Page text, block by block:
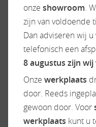
Download
Camper/caravan
Na de taxatie
om deze optimaal
Eventuele kosten
als volgt
onze showroom.
zijn van voldoende
Dan adviseren wij
telefonisch een
8 augustus zijn
Onze werkplaats
door. Reeds
gewoon door. Voor
werkplaats kunt u